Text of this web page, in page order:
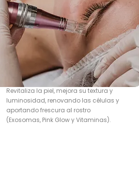
Revitaliza la piel, mejora su textura y
luminosidad, renovando las células y
aportando frescura al rostro
(Exosomas, Pink Glow y Vitaminas).